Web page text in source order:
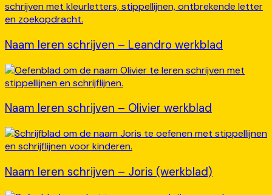
Naam leren schrijven – Leandro werkblad
Naam leren schrijven – Olivier werkblad
Naam leren schrijven – Joris (werkblad)